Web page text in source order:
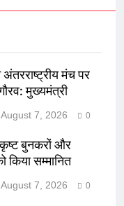
मंच पर
मुख्यमंत्री
August 7, 2026 0
बुनकरों और
किया सम्मानित
August 7, 2026 0